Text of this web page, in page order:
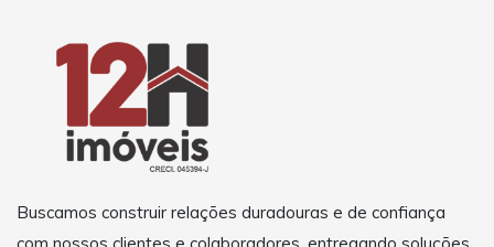
Buscamos construir relações duradouras e de confiança
com nossos clientes e colaboradores, entregando soluções